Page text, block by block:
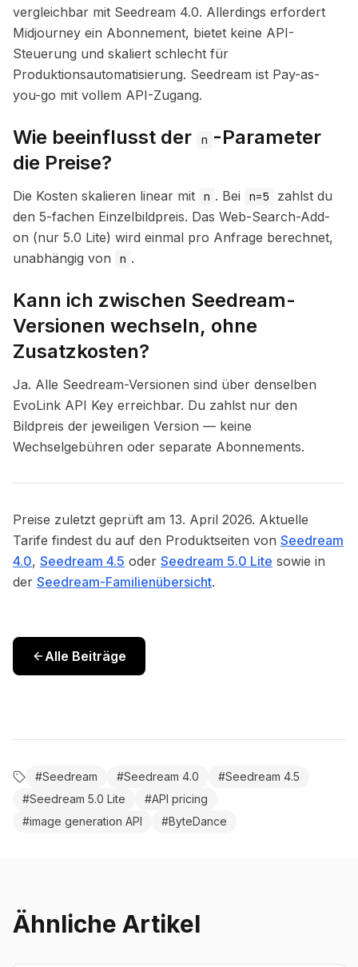
vergleichbar mit Seedream 4.0. Allerdings erfordert
Midjourney ein Abonnement, bietet keine API-
Steuerung und skaliert schlecht für
Produktionsautomatisierung. Seedream ist Pay-as-
you-go mit vollem API-Zugang.
Wie beeinflusst der n -Parameter
die Preise?
Die Kosten skalieren linear mit n . Bei n=5
zahlst du
den 5-fachen Einzelbildpreis. Das Web-Search-Add-
on (nur 5.0 Lite) wird einmal pro Anfrage berechnet,
unabhängig von
n .
Kann ich zwischen Seedream-
Versionen wechseln, ohne
Zusatzkosten?
Ja. Alle Seedream-Versionen sind über denselben
EvoLink API Key erreichbar. Du zahlst nur den
Bildpreis der jeweiligen Version — keine
Wechselgebühren oder separate Abonnements.
Preise zuletzt geprüft am 13. April 2026. Aktuelle
Tarife findest du auf den Produktseiten von Seedream
4.0, Seedream 4.5 oder Seedream 5.0 Lite sowie in
der Seedream-Familienübersicht.
Alle Beiträge
#Seedream #Seedream 4.0 #Seedream 4.5
#Seedream 5.0 Lite #API pricing
#image generation API #ByteDance
Ähnliche Artikel